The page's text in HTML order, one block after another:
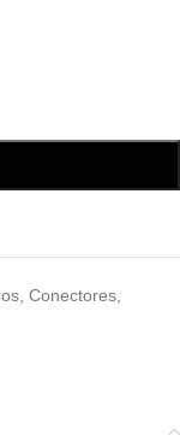
, Conectores,